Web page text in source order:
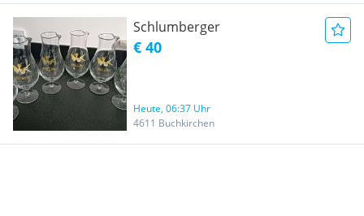
Schlumberger
€ 40
Heute, 06:37 Uhr
4611 Buchkirchen